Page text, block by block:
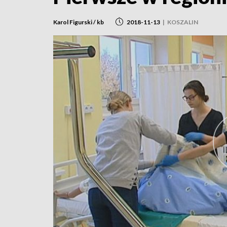
Karol Figurski / kb 2018-11-13 | KOSZALIN